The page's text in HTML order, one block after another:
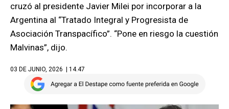
cruzó al presidente Javier Milei por incorporar a la
Argentina al “Tratado Integral y Progresista de
Asociación Transpacífico”. “Pone en riesgo la cuestión
Malvinas”, dijo.
03 DE JUNIO, 2026 | 14.47